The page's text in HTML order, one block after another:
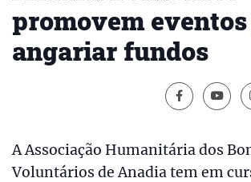
promovem
angariar fundos
A Associação Humanitária dos
Voluntários de Anadia tem em